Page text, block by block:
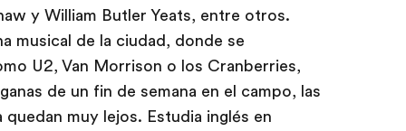
y William Butler Yeats, entre otros.
musical de la ciudad, donde se
U2, Van Morrison o los Cranberries,
de un fin de semana en el campo, las
muy lejos. Estudia inglés en